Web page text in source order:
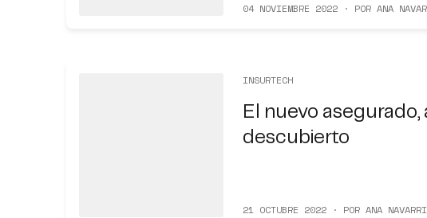
04 NOVIEMBRE 2022 · POR ANA
INSURTECH
El nuevo asegurado,
descubierto
21 OCTUBRE 2022 · POR ANA